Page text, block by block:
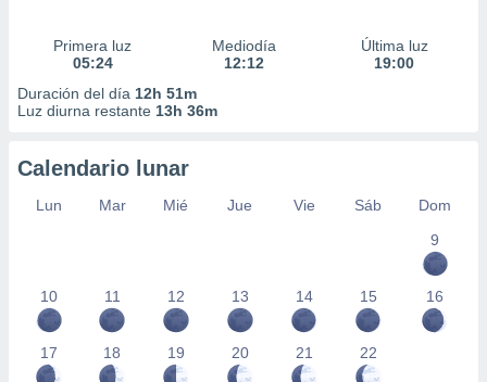
Primera luz
05:24
Mediodía
12:12
Última luz
19:00
Duración del día 12h 51m
Luz diurna restante 13h 36m
Calendario lunar
Lun Mar Mié Jue Vie Sáb
Dom
9
10 11 12 13 14 15 16
17 18 19 20 21 22